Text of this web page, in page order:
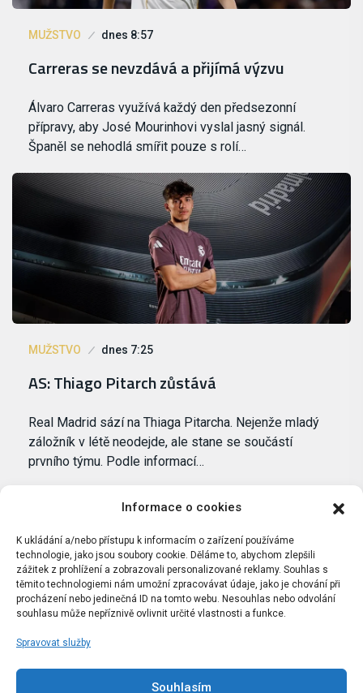
Informace o cookies
K ukládání a/nebo přístupu k informacím o zařízení používáme
technologie, jako jsou soubory cookie. Děláme to, abychom zlepšili
zážitek z prohlížení a zobrazovali personalizované reklamy. Souhlas s
těmito technologiemi nám umožní zpracovávat údaje, jako je chování při
procházení nebo jedinečná ID na tomto webu. Nesouhlas nebo odvolání
souhlasu může nepříznivě ovlivnit určité vlastnosti a funkce.
Spravovat služby
Souhlasím
MUŽSTVO dnes 8:57
Carreras se nevzdává a přijímá výzvu
Álvaro Carreras využívá každý den předsezonní
přípravy, aby José Mourinhovi vyslal jasný signál.
Španěl se nehodlá smířit pouze s rolí…
MUŽSTVO dnes 7:25
AS: Thiago Pitarch zůstává
Real Madrid sází na Thiaga Pitarcha. Nejenže mladý
záložník v létě neodejde, ale stane se součástí
prvního týmu. Podle informací…